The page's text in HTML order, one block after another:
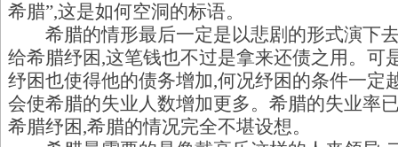
希腊”,这是如何空洞的标语。
希腊的情形最后一定是以悲剧的形式演下
给希腊纾困,这笔钱也不过是拿来还债之用。可
纾困也使得他的债务增加,何况纾困的条件一定
会使希腊的失业人数增加更多。希腊的失业率
希腊纾困,希腊的情况完全不堪设想。